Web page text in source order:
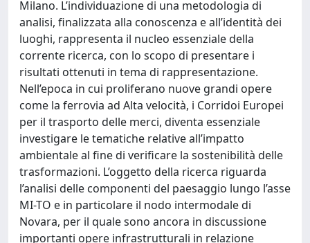
Milano. L’individuazione di una metodologia di
analisi, finalizzata alla conoscenza e all’identità dei
luoghi, rappresenta il nucleo essenziale della
corrente ricerca, con lo scopo di presentare i
risultati ottenuti in tema di rappresentazione.
Nell’epoca in cui proliferano nuove grandi opere
come la ferrovia ad Alta velocità, i Corridoi Europei
per il trasporto delle merci, diventa essenziale
investigare le tematiche relative all’impatto
ambientale al fine di verificare la sostenibilità delle
trasformazioni. L’oggetto della ricerca riguarda
l’analisi delle componenti del paesaggio lungo l’asse
MI-TO e in particolare il nodo intermodale di
Novara, per il quale sono ancora in discussione
importanti opere infrastrutturali in relazione